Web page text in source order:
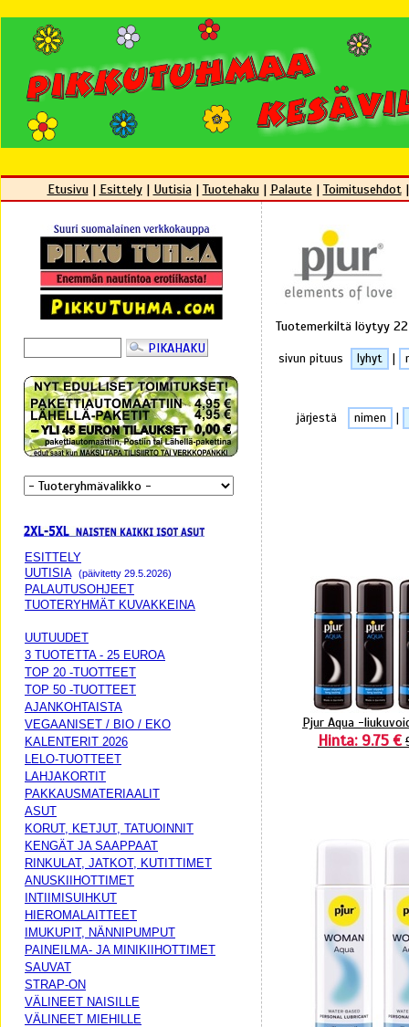
Etusivu| Esittely| Uutisia| Tuotehaku| Palaute | Toimitusehdot
ESITTELY
UUTISIA
(päivitetty 29.5.2026)
PALAUTUSOHJEET
TUOTERYHMÄT KUVAKKEINA
UUTUUDET
3 TUOTETTA - 25 EUROA
TOP 20 -TUOTTEET
TOP 50 -TUOTTEET
AJANKOHTAISTA
VEGAANISET / BIO / EKO
KALENTERIT 2026
LELO-TUOTTEET
LAHJAKORTIT
PAKKAUSMATERIAALIT
ASUT
KORUT, KETJUT, TATUOINNIT
KENGÄT JA SAAPPAAT
RINKULAT, JATKOT, KUTITTIMET
ANUSKIIHOTTIMET
INTIIMISUIHKUT
HIEROMALAITTEET
IMUKUPIT, NÄNNIPUMPUT
PAINEILMA- JA MINIKIIHOTTIMET
SAUVAT
STRAP-ON
VÄLINEET NAISILLE
VÄLINEET MIEHILLE
Tuotemerkiltä löytyy
sivun pituus lyhyt
järjestä nimen
Pjur Aqua -
Hinta: 9.75 €